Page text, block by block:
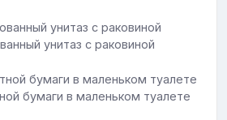
унитаз с раковиной
бумаги в маленьком туалете